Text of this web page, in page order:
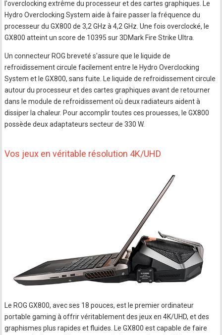
l'overclocking extrême du processeur et des cartes graphiques. Le
Hydro Overclocking System aide à faire passer la fréquence du
processeur du GX800 de 3,2 GHz à 4,2 GHz. Une fois overclocké, le
GX800 atteint un score de 10395 sur 3DMark Fire Strike Ultra.
Un connecteur ROG breveté s'assure que le liquide de
refroidissement circule facilement entre le Hydro Overclocking
System et le GX800, sans fuite. Le liquide de refroidissement circule
autour du processeur et des cartes graphiques avant de retourner
dans le module de refroidissement où deux radiateurs aident à
dissiper la chaleur. Pour accomplir toutes ces prouesses, le GX800
possède deux adaptateurs secteur de 330 W.
Vos jeux en véritable résolution 4K/UHD
Le ROG GX800, avec ses 18 pouces, est le premier ordinateur
portable gaming à offrir véritablement des jeux en 4K/UHD, et des
graphismes plus rapides et fluides. Le GX800 est capable de faire